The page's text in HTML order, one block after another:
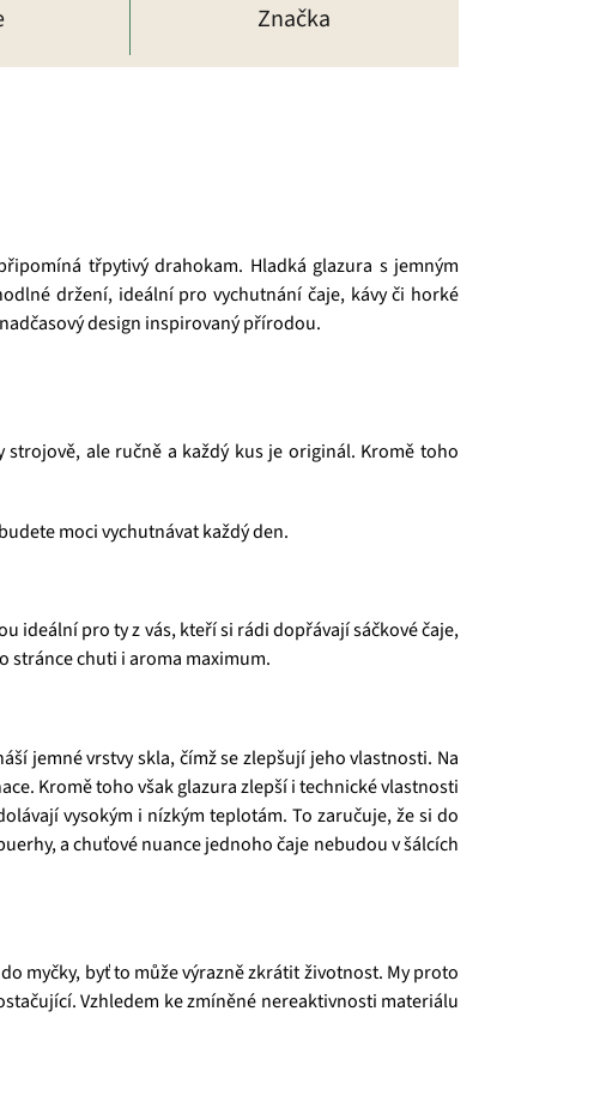
Značka
třpytivý drahokam. Hladká glazura s jemným
držení, ideální pro vychutnání čaje, kávy či horké
design inspirovaný přírodou.
ale ručně a každý kus je originál. Kromě toho
moci vychutnávat každý den.
ideální pro ty z vás, kteří si rádi dopřávají sáčkové čaje,
stránce chuti i aroma maximum.
jemné vrstvy skla, čímž se zlepšují jeho vlastnosti. Na
Kromě toho však glazura zlepší i technické vlastnosti
vysokým i nízkým teplotám. To zaručuje, že si do
a chuťové nuance jednoho čaje nebudou v šálcích
myčky, byť to může výrazně zkrátit životnost. My proto
Vzhledem ke zmíněné nereaktivnosti materiálu